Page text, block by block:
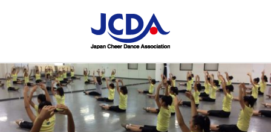
ン
ツ
へ
ス
STAFF
BLOG
の
講
習
会